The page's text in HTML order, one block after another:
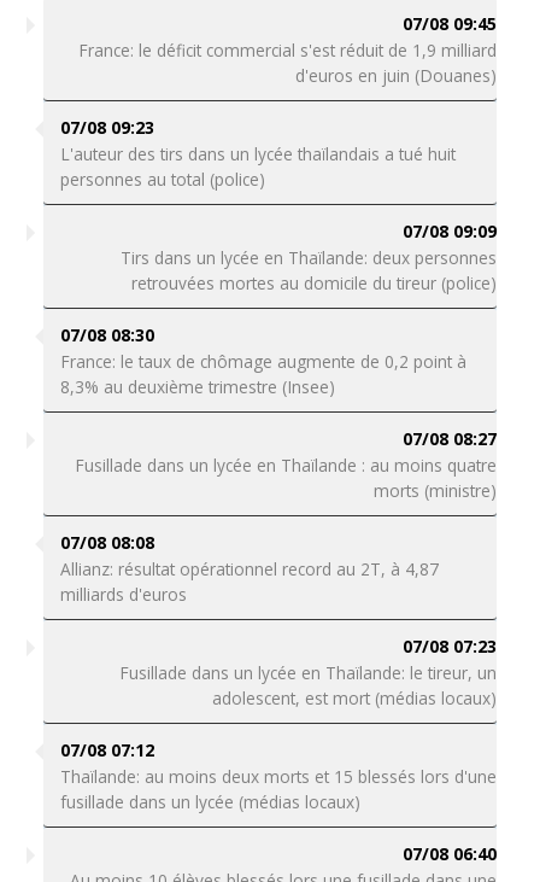
07/08 09:45
France: le déficit commercial s'est réduit de 1,9 milliard
d'euros en juin (Douanes)
07/08 09:23
L'auteur des tirs dans un lycée thaïlandais a tué huit
personnes au total (police)
07/08 09:09
Tirs dans un lycée en Thaïlande: deux personnes
retrouvées mortes au domicile du tireur (police)
07/08 08:30
France: le taux de chômage augmente de 0,2 point à
8,3% au deuxième trimestre (Insee)
07/08 08:27
Fusillade dans un lycée en Thaïlande : au moins quatre
morts (ministre)
07/08 08:08
Allianz: résultat opérationnel record au 2T, à 4,87
milliards d'euros
07/08 07:23
Fusillade dans un lycée en Thaïlande: le tireur, un
adolescent, est mort (médias locaux)
07/08 07:12
Thaïlande: au moins deux morts et 15 blessés lors d'une
fusillade dans un lycée (médias locaux)
07/08 06:40